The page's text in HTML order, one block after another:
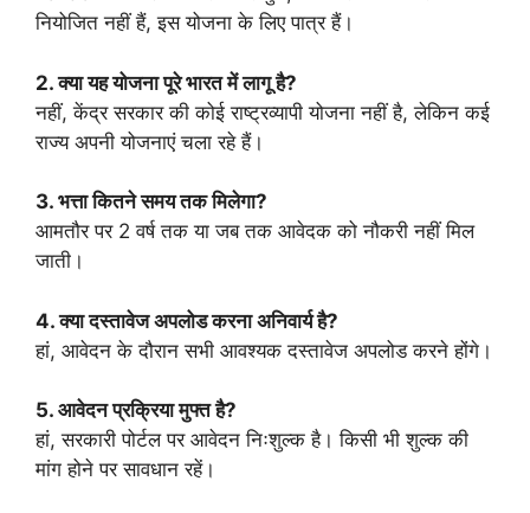
नियोजित नहीं हैं, इस योजना के लिए पात्र हैं।
2. क्या यह योजना पूरे भारत में लागू है?
नहीं, केंद्र सरकार की कोई राष्ट्रव्यापी योजना नहीं है, लेकिन कई
राज्य अपनी योजनाएं चला रहे हैं।
3. भत्ता कितने समय तक मिलेगा?
आमतौर पर 2 वर्ष तक या जब तक आवेदक को नौकरी नहीं मिल
जाती।
4. क्या दस्तावेज अपलोड करना अनिवार्य है?
हां, आवेदन के दौरान सभी आवश्यक दस्तावेज अपलोड करने होंगे।
5. आवेदन प्रक्रिया मुफ्त है?
हां, सरकारी पोर्टल पर आवेदन निःशुल्क है। किसी भी शुल्क की
मांग होने पर सावधान रहें।